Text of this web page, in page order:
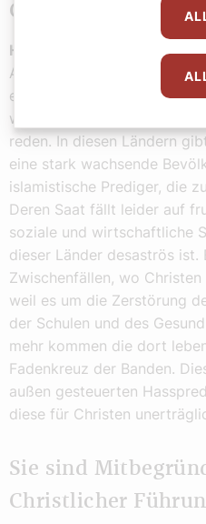
Christen tun sich
Heine-Geldern:
Eine
Afrikas. Diese wird zu wenig
eine Verschärfung der
wie Burkina Faso, Mali,
reden. In diesen Ländern
eine stark wachsende
islamistische Prediger, die
Deren Saat fällt leider auf
soziale und wirtschaftliche
dieser Länder desaströs
Zwischenfällen, wo
weil es um die Zerstörung
der Schulen und des
mehr kommen die dort
Fadenkreuz der Banden.
außen gesteuerten
diese für Christen
Sie sind
Christlicher